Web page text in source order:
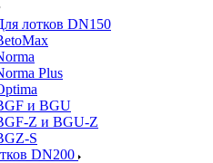
лотков DN150
Plus
и BGU
Z и BGU-Z
S
DN200